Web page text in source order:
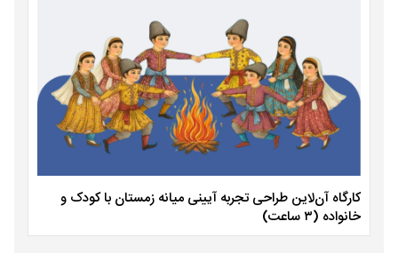
کارگاه آن‌لاین طراحی تجربه آیینی میانه زمستان با کودک و
خانواده (۳ ساعت)